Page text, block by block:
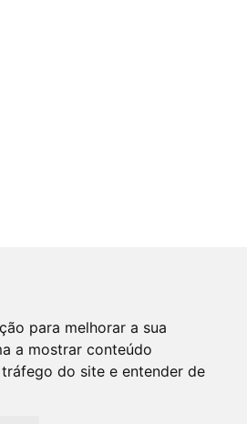
para melhorar a sua
a mostrar conteúdo
do site e entender de
NEWSLETTER
das nossas
e muito mais...